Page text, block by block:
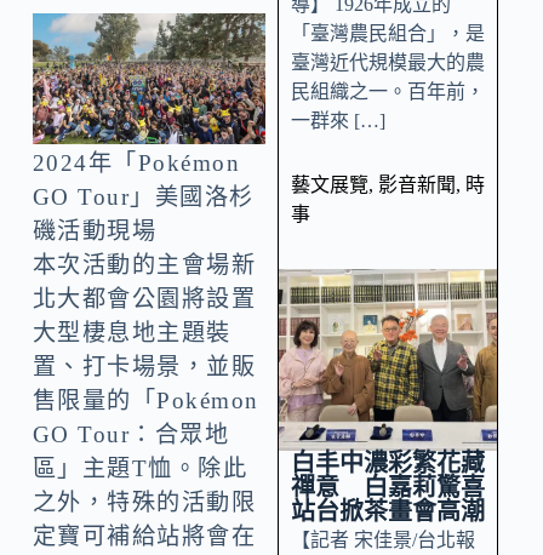
2024年「Pokémon
GO Tour」美國洛杉
磯活動現場
本次活動的主會場新
北大都會公園將設置
大型棲息地主題裝
置、打卡場景，並販
售限量的「Pokémon
GO Tour：合眾地
區」主題T恤。除此
之外，特殊的活動限
定寶可補給站將會在
「臺灣農民組合」，是
臺灣近代規模最大的農
民組織之一。百年前，
一群來 […]
藝文展覽, 影音新聞, 時
事
白丰中濃彩繁花藏
禪意 白嘉莉驚喜
站台掀茶畫會高潮
【記者 宋佳景/台北報